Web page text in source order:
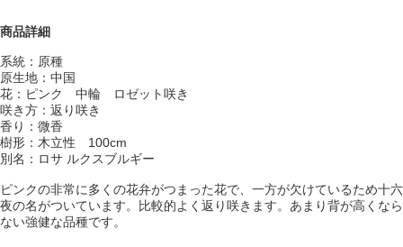
商品詳細
系統：原種
原生地：中国
花：ピンク 中輪 ロゼット咲き
咲き方：返り咲き
香り：微香
樹形：木立性 100cm
別名：ロサ ルクスブルギー
ピンクの非常に多くの花弁がつまった花で、一方が欠けているため十六
夜の名がついています。比較的よく返り咲きます。あまり背が高くなら
ない強健な品種です。